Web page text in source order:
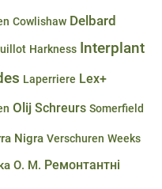
Cowlishaw Delbard
Harkness Interplant
Laperriere Lex+
Olij Schreurs Somerfield
Nigra Verschuren Weeks
О. М. Ремонтантні